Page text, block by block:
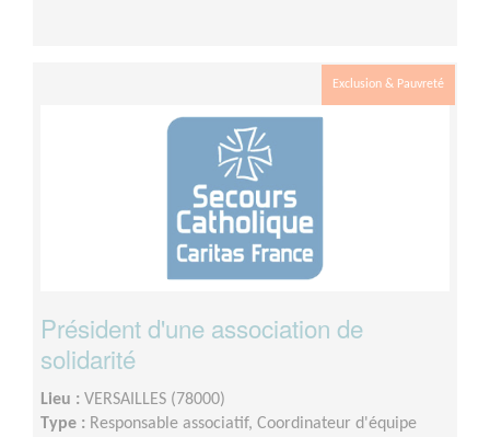
Exclusion & Pauvreté
Président d'une association de
solidarité
Lieu : VERSAILLES (78000)
Type : Responsable associatif, Coordinateur d'équipe